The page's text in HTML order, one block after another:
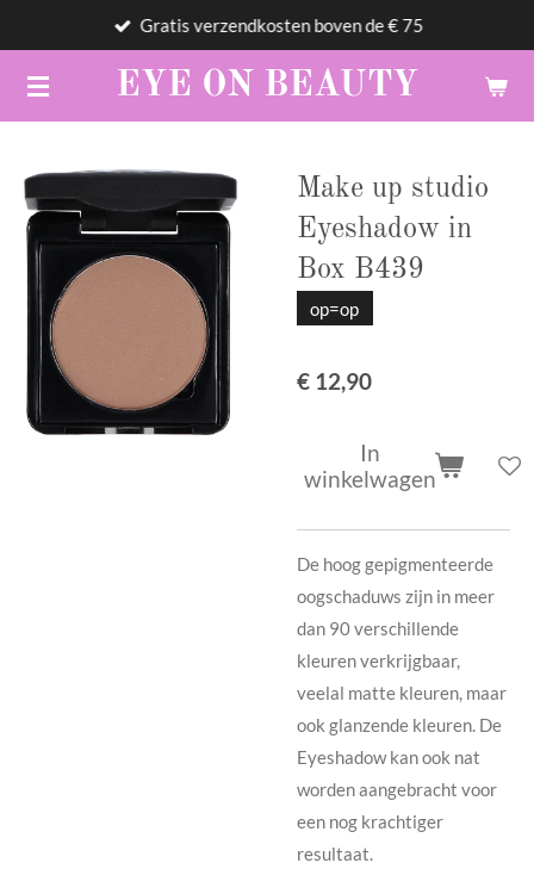
naar
de
EYE ON BEAUTY
Gratis verzendkosten boven de € 75
Make up studio
Eyeshadow in
Box B439
op=op
€ 12,90
In
winkelwagen
De hoog gepigmenteerde
oogschaduws zijn in meer
dan 90 verschillende
kleuren verkrijgbaar,
veelal matte kleuren, maar
ook glanzende kleuren. De
Eyeshadow kan ook nat
worden aangebracht voor
een nog krachtiger
resultaat.